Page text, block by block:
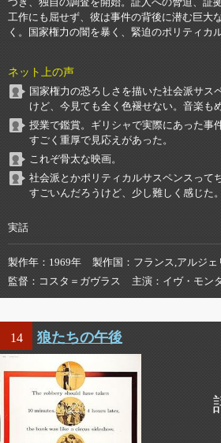
づき、独自の調査を開始。証人への脅迫、証
工作にも屈せず、彼は事件の背後に潜む巨大
く。国家権力の闇を暴く、緊迫のポリティカ
ネット上の声
国家権力の恐ろしさを描いた社会派サス
けど、今見ても全く色褪せない。音楽も
授業で鑑賞。ギリシャで実際にあった事
すごく重厚で見応えがあった。
これぞ骨太な映画。
社会派とかポリティカルサスペンスって
すごいんだろうけど、少し難しく感じた。
実話
製作年 1969年 製作国 フランス,アルジェ
監督
コスタ＝ガヴラス 主演 イヴ・モン
14 狼たちの午後